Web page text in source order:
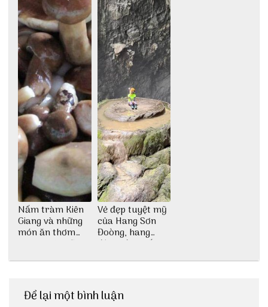
Nấm tràm Kiên
Giang và những
món ăn thơm
ngon khó cưỡng
Vẻ đẹp tuyệt mỹ
của Hang Sơn
Đoòng, hang
động lớn nhất
Để lại một bình luận